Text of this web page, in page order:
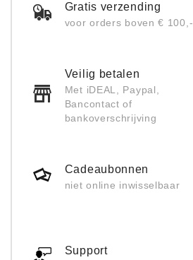
Gratis verzending
voor orders boven € 100,-
Veilig betalen
Met iDEAL, Paypal,
Bancontact of
bankoverschrijving
Cadeaubonnen
niet online inwisselbaar
Support